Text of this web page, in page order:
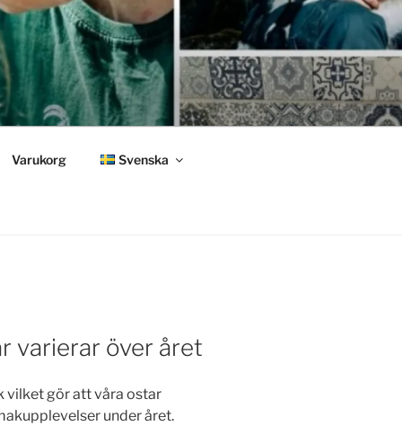
Varukorg Svenska
varierar över året
vilket gör att våra ostar
under året.